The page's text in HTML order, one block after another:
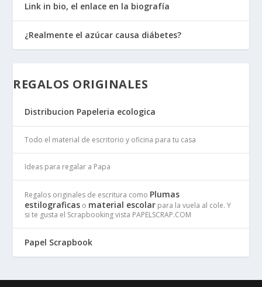
Link in bio, el enlace en la biografía
¿Realmente el azúcar causa diábetes?
REGALOS ORIGINALES
Distribucion Papeleria ecologica
Todo el material de escritorio y oficina para tu casa
Ideas para regalar a Papa
Regalos originales de escritura como Plumas
estilograficas o material escolar para la vuela al cole. Y
si te gusta el Scrapbooking vista PAPELSCRAP.COM
Papel Scrapbook